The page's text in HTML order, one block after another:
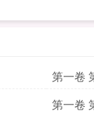
第一卷
第一卷